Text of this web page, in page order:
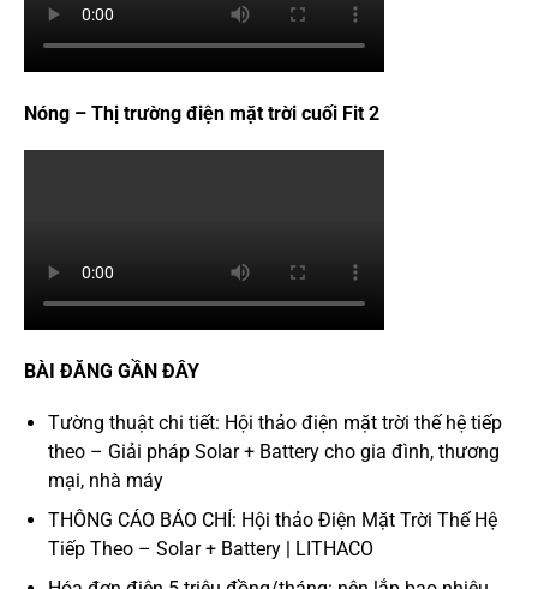
Nóng – Thị trường điện mặt trời cuối Fit 2
BÀI ĐĂNG GẦN ĐÂY
Tường thuật chi tiết: Hội thảo điện mặt trời thế hệ tiếp
theo – Giải pháp Solar + Battery cho gia đình, thương
mại, nhà máy
THÔNG CÁO BÁO CHÍ: Hội thảo Điện Mặt Trời Thế Hệ
Tiếp Theo – Solar + Battery | LITHACO